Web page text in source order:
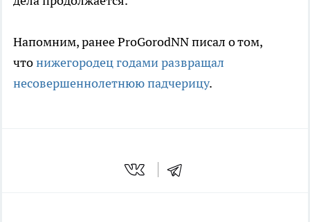
Напомним, ранее ProGorodNN писал о том,
чтонижегородец годами развращал
несовершеннолетнюю падчерицу.